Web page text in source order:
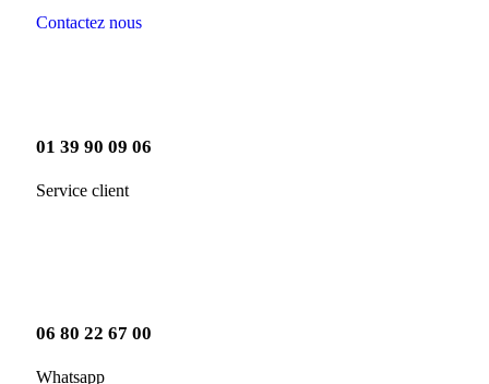
Contactez nous
01 39 90 09 06
Service client
06 80 22 67 00
Whatsapp